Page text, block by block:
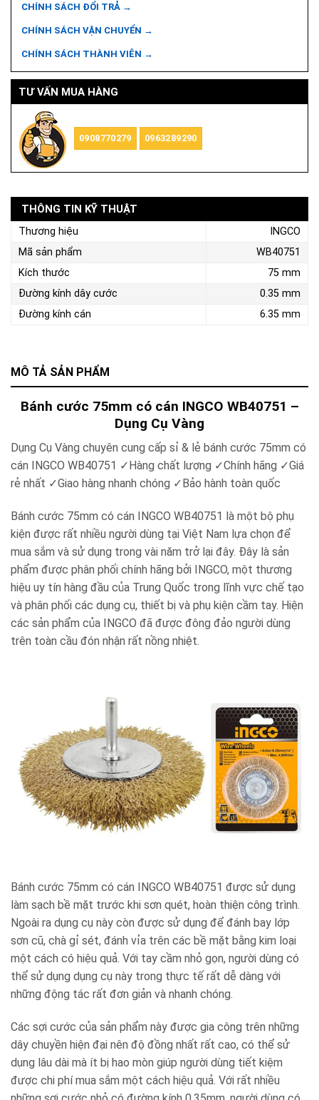
CHÍNH SÁCH ĐỔI TRẢ →
CHÍNH SÁCH VẬN CHUYỂN →
CHÍNH SÁCH THÀNH VIÊN →
TƯ VẤN MUA HÀNG
0908770279 0963289290
MÔ TẢ SẢN PHẨM
Bánh cước 75mm có cán INGCO WB40751 –
Dụng Cụ Vàng
Dụng Cụ Vàng chuyên cung cấp sỉ & lẻ bánh cước 75mm có
cán INGCO WB40751 ✓ Hàng chất lượng ✓Chính hãng ✓Giá
rẻ nhất ✓Giao hàng nhanh chóng ✓ Bảo hành toàn quốc
Bánh cước 75mm có cán INGCO WB40751 là một bộ phụ
kiện được rất nhiều người dùng tại Việt Nam lựa chọn để
mua sắm và sử dụng trong vài năm trở lại đây. Đây là sản
phẩm được phân phối chính hãng bởi INGCO, một thương
hiệu uy tín hàng đầu của Trung Quốc trong lĩnh vực chế tạo
và phân phối các dụng cụ, thiết bị và phụ kiện cầm tay. Hiện
các sản phẩm của INGCO đã được đông đảo người dùng
trên toàn cầu đón nhận rất nồng nhiệt.
Bánh cước 75mm có cán INGCO WB40751 được sử dụng
làm sạch bề mặt trước khi sơn quét, hoàn thiện công trình.
Ngoài ra dụng cụ này còn được sử dụng để đánh bay lớp
sơn cũ, chà gỉ sét, đánh vỉa trên các bề mặt bằng kim loại
một cách có hiệu quả. Với tay cầm nhỏ gọn, người dùng có
thể sử dụng dụng cụ này trong thực tế rất dễ dàng với
những động tác rất đơn giản và nhanh chóng.
Các sợi cước của sản phẩm này được gia công trên những
dây chuyền hiện đại nên độ đồng nhất rất cao, có thể sử
dụng lâu dài mà ít bị hao mòn giúp người dùng tiết kiệm
được chi phí mua sắm một cách hiệu quả. Với rất nhiều
THÔNG TIN KỸ THUẬT
Thương hiệu
INGCO
Mã sản phẩm
WB40751
Kích thước
75 mm
Đường kính dây cước
0.35 mm
Đường kính cán
6.35 mm